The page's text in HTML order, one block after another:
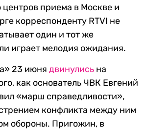
центров приема в Москве и
корреспонденту RTVI не
один и тот же
играет мелодия ожидания.
23 июня двинулись на
как основатель ЧВК Евгений
«марш справедливости»,
конфликта между ним
обороны. Пригожин, в